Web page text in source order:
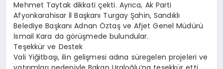
Mehmet Taytak dikkati çekti. Ayrıca, Ak Parti
Afyonkarahisar İl Başkanı Turgay Şahin, Sandıklı
Belediye Başkanı Adnan Öztaş ve Afjet Genel Müdürü
İsmail Kara da görüşmede bulundular.
Teşekkür ve Destek
Vali Yiğitbaşı, ilin gelişmesi adına süregelen projeleri ve